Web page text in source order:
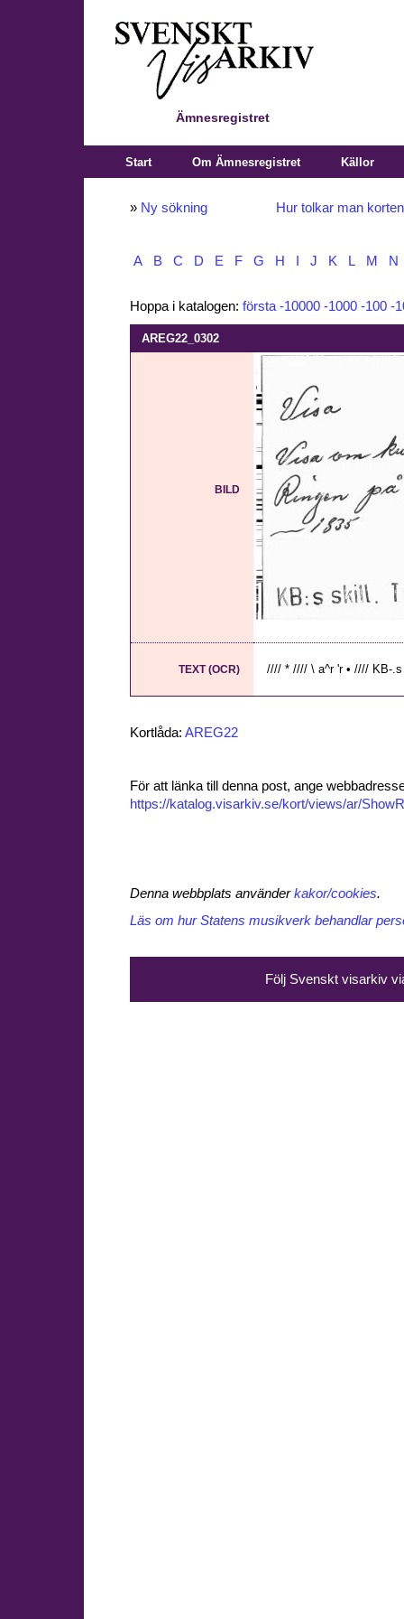
Ämnesregistret
Start Om Ämnesregistret Källor
» Ny sökning Hur tolkar man
A B C D E F G H J K L M N
Hoppa i katalogen: första -10000 -1000 -100 -
AREG22_0302
BILD
TEXT (OCR) //// * //// \ a^r 'r • //// KB-
Kortlåda: AREG22
För att länka till denna post, ange
https://katalog.visarkiv.se/kort/views/ar/
Denna webbplats använderkakor/cookies.
Läs om hur Statens musikverk behandlar
Följ Svenskt visarkiv